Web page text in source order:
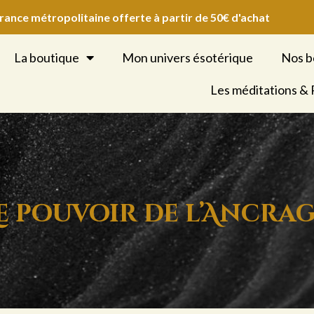
métropolitaine offerte à partir de 50€ d'achat
La boutique Mon univers ésotérique Nos
Les méditations &
pouvoir de